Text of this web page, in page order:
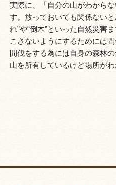
実際に、「自分の山がわから
す。放っておいても関係ない
れ”や“倒木”といった自然災害
こさないようにするためには
間伐をする為には自身の森林
山を所有しているけど場所が